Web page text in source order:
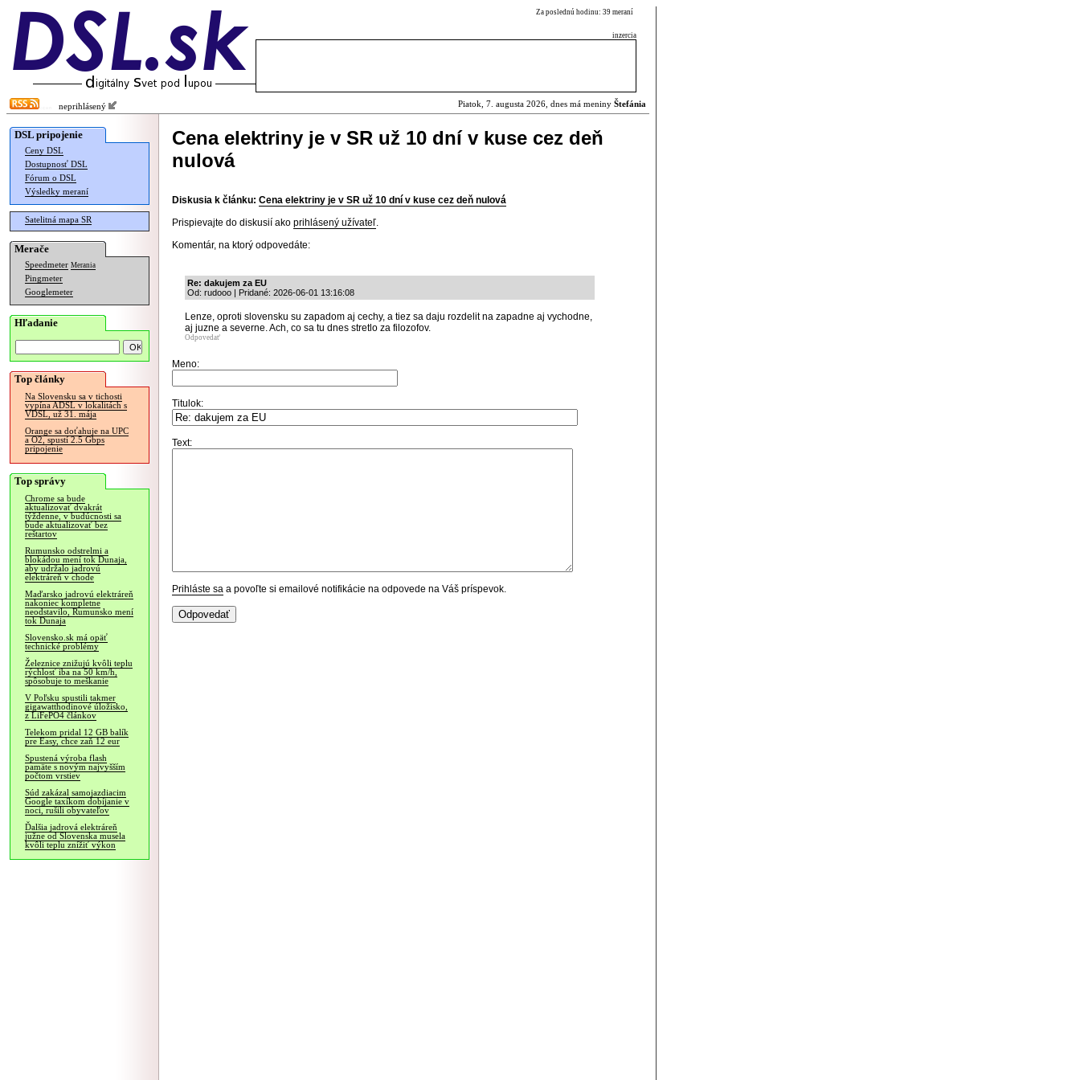
Za poslednú hodinu: 39 meraní
inzercia
neprihlásený Piatok, 7. augusta 2026, dnes má meniny Štefánia
DSL pripojenie
Ceny DSL
Dostupnosť DSL
Fórum o DSL
Výsledky meraní
Satelitná mapa SR
Merače
Speedmeter Merania
Pingmeter
Googlemeter
Hľadanie
Top články
Na Slovensku sa v tichosti
vypína ADSL v lokalitách s
VDSL, už 31. mája
Orange sa doťahuje na UPC
a O2, spustí 2.5 Gbps
pripojenie
Top správy
Chrome sa bude
aktualizovať dvakrát
týždenne, v budúcnosti sa
bude aktualizovať bez
reštartov
Rumunsko odstrelmi a
blokádou mení tok Dunaja,
aby udržalo jadrovú
elektráreň v chode
Maďarsko jadrovú elektráreň
nakoniec kompletne
neodstavilo, Rumunsko mení
tok Dunaja
Slovensko.sk má opäť
technické problémy
Železnice znižujú kvôli teplu
rýchlosť iba na 50 km/h,
spôsobuje to meškanie
V Poľsku spustili takmer
gigawatthodinové úložisko,
z LiFePO4 článkov
Telekom pridal 12 GB balík
pre Easy, chce zaň 12 eur
Spustená výroba flash
pamäte s novým najvyšším
počtom vrstiev
Súd zakázal samojazdiacim
Google taxíkom dobíjanie v
noci, rušili obyvateľov
Ďalšia jadrová elektráreň
južne od Slovenska musela
kvôli teplu znížiť výkon
Cena elektriny je v SR už 10 dní v kuse cez deň
nulová
Diskusia k článku: Cena elektriny je v SR už 10 dní v kuse cez deň nulová
Prispievajte do diskusií ako prihlásený užívateľ.
Komentár, na ktorý odpovedáte:
Re: dakujem za EU
Od: rudooo | Pridané: 2026-06-01 13:16:08
Lenze, oproti slovensku su zapadom aj cechy, a tiez sa daju rozdelit na zapadne aj vychodne,
aj juzne a severne. Ach, co sa tu dnes stretlo za filozofov.
Odpovedať
Meno:
Titulok:
Text:
Prihláste sa a povoľte si emailové notifikácie na odpovede na Váš príspevok.